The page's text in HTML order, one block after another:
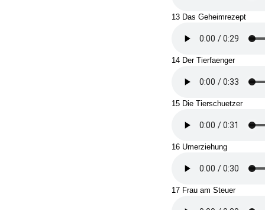
13 Das Geheimrezept
14 Der Tierfaenger
15 Die Tierschuetzer
16 Umerziehung
17 Frau am Steuer